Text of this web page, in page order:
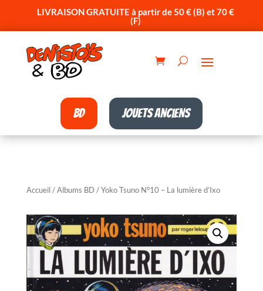
LIVRAISON GRATUITE à partir de 50 € (B) et 70 €
(F)
BD Jouets anciens
Accueil/Albums BD / Yoko Tsuno N°10 – La lumière d’Ixo